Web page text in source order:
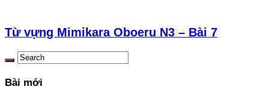
Từ vựng Mimikara Oboeru N3 – Bài 7
Bài mới